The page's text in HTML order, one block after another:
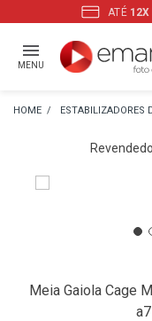
ATÉ 12X
MENU
ESTABILIZADORES
Meia Gaiola Cage